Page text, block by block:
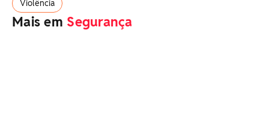
Violência
Mais em Segurança